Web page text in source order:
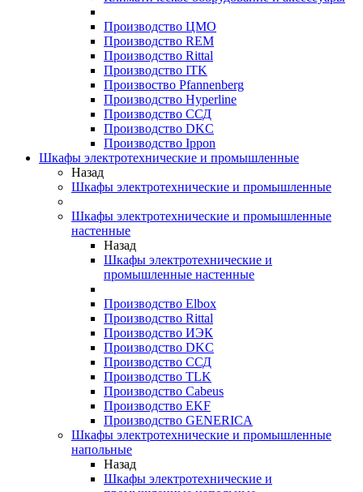
Производство ЦМО
Производство REM
Производство Rittal
Производство ITK
Произвоство Pfannenberg
Производство Hyperline
Производство ССД
Производство DKC
Производство Ippon
Шкафы электротехнические и промышленные
Назад
Шкафы электротехнические и промышленные
Шкафы электротехнические и промышленные
настенные
Назад
Шкафы электротехнические и
промышленные настенные
Производство Elbox
Производство Rittal
Производство ИЭК
Производство DKC
Производство ССД
Производство TLK
Производство Cabeus
Производство EKF
Производство GENERICA
Шкафы электротехнические и промышленные
напольные
Назад
Шкафы электротехнические и